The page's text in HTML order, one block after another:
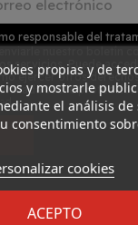
responsable del
servicios. Puede
ejercer otros
sobre
propias y de
y mostrarle
el análisis
consentimiento
cookies
ACEPTO